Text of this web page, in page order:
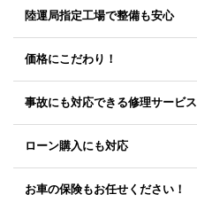
陸運局指定工場で整備も安心
価格にこだわり！
事故にも対応できる修理サービス
ローン購入にも対応
お車の保険もお任せください！